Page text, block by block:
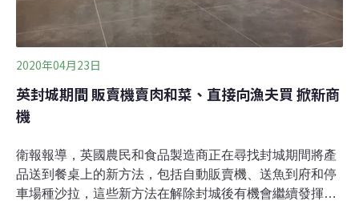
2020年04月23日
英封城期間 販賣機賣肉和菜、直接向漁夫買 掀新商
機
衛報報導，英國農民和食品製造商正在尋找封城期間將產
品送到餐桌上的新方法，包括自動販賣機、送魚到府和停
車場種沙拉，這些新方法在解除封城後有機會繼續發揮效